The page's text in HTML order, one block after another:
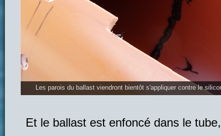
Les parois du ballast viendront bientôt s'appliquer contre le
Et le ballast est enfoncé dans le